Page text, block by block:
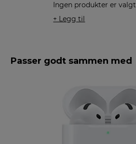
Ingen produkter er valgt
+ Legg til
Passer godt sammen med